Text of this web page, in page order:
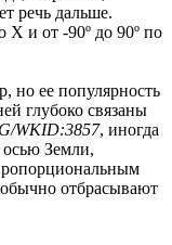
речь дальше.
X и от -90º до 90º по
но ее популярность
глубоко связаны
WKID:3857, иногда
осью Земли,
отбрасывают